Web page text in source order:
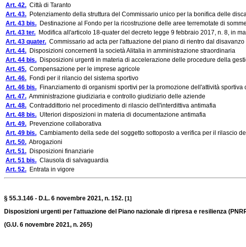
Art. 42. Città di Taranto
Art. 43. Potenziamento della struttura del Commissario unico per la bonifica delle
Art. 43 bis. Destinazione al Fondo per la ricostruzione delle aree terremotate di
Art. 43 ter. Modifica all'articolo 18-quater del decreto legge 9 febbraio 2017, n. 8, in
Art. 43 quater. Commissario ad acta per l'attuazione del piano di rientro dal
Art. 44. Disposizioni concernenti la società Alitalia in amministrazione straordinaria
Art. 44 bis. Disposizioni urgenti in materia di accelerazione delle procedure della
Art. 45. Compensazione per le imprese agricole
Art. 46. Fondi per il rilancio del sistema sportivo
Art. 46 bis. Finanziamento di organismi sportivi per la promozione dell'attività sportiva
Art. 47. Amministrazione giudiziaria e controllo giudiziario delle aziende
Art. 48. Contraddittorio nel procedimento di rilascio dell'interdittiva antimafia
Art. 48 bis. Ulteriori disposizioni in materia di documentazione antimafia
Art. 49. Prevenzione collaborativa
Art. 49 bis. Cambiamento della sede del soggetto sottoposto a verifica per il rilascio
Art. 50. Abrogazioni
Art. 51. Disposizioni finanziarie
Art. 51 bis. Clausola di salvaguardia
Art. 52. Entrata in vigore
§ 55.3.146 - D.L. 6 novembre 2021, n. 152. [1]
Disposizioni urgenti per l'attuazione del Piano nazionale di ripresa e resilienza
(G.U. 6 novembre 2021, n. 265)